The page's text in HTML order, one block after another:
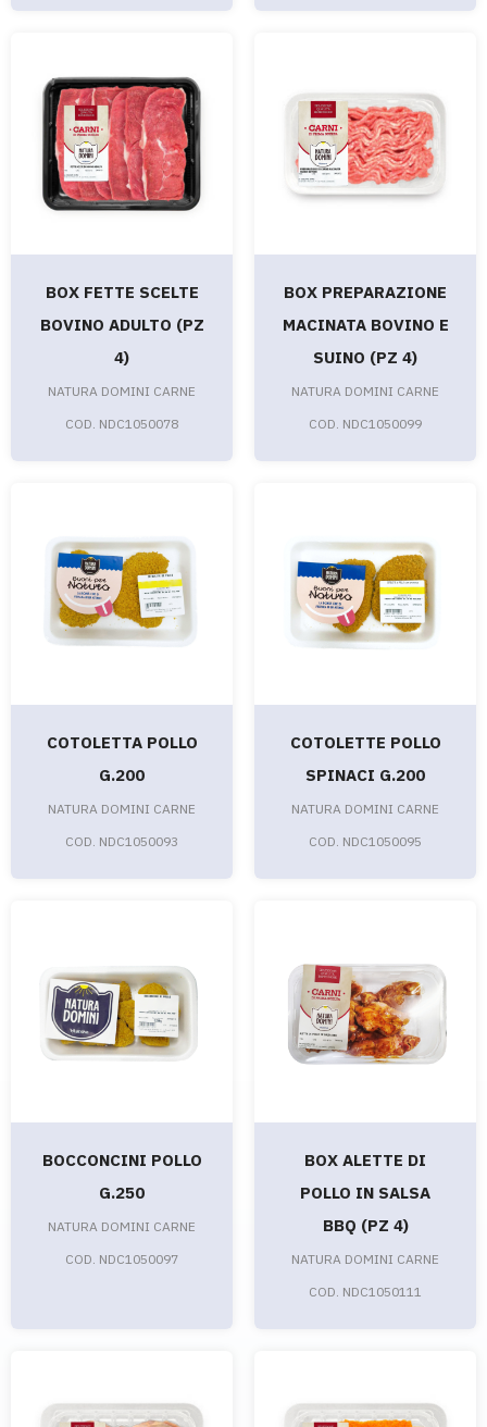
BOX FETTE SCELTE
BOVINO ADULTO (PZ
4)
NATURA DOMINI CARNE
COD. NDC1050078
BOX PREPARAZIONE
MACINATA BOVINO E
SUINO (PZ 4)
NATURA DOMINI CARNE
COD. NDC1050099
COTOLETTA POLLO
G.200
NATURA DOMINI CARNE
COD. NDC1050093
COTOLETTE POLLO
SPINACI G.200
NATURA DOMINI CARNE
COD. NDC1050095
BOCCONCINI POLLO
G.250
NATURA DOMINI CARNE
COD. NDC1050097
BOX ALETTE DI
POLLO IN SALSA
BBQ (PZ 4)
NATURA DOMINI CARNE
COD. NDC1050111